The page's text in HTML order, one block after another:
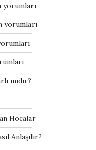
yorumları
yorumları
mıdır?
Hocalar
Anlaşılır?